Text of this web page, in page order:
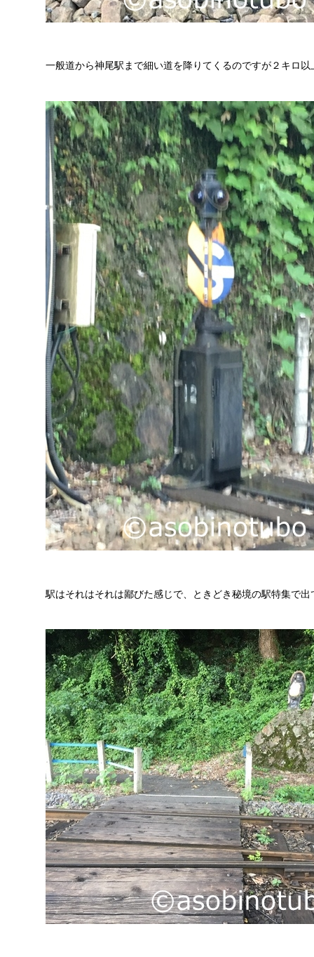
一般道から神尾駅まで細い道を降りてくるのですが２キロ以
駅はそれはそれは鄙びた感じで、ときどき秘境の駅特集で